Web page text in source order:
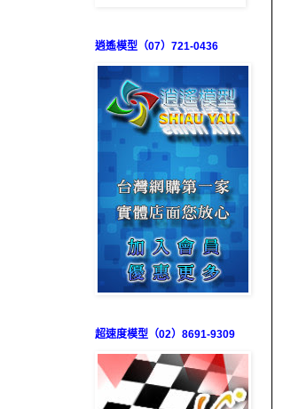
逍遙模型（07）721-0436
超速度模型（02）8691-9309